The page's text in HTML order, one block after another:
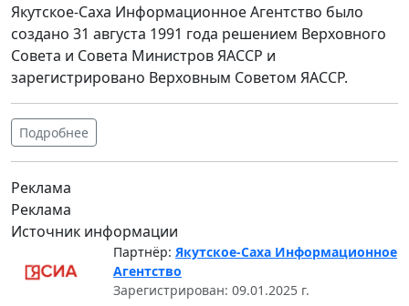
Якутское-Саха Информационное Агентство было
создано 31 августа 1991 года решением Верховного
Совета и Совета Министров ЯАССР и
зарегистрировано Верховным Советом ЯАССР.
Подробнее
Реклама
Реклама
Источник информации
Партнёр: Якутское-Саха Информационное
Агентство
Зарегистрирован: 09.01.2025 г.